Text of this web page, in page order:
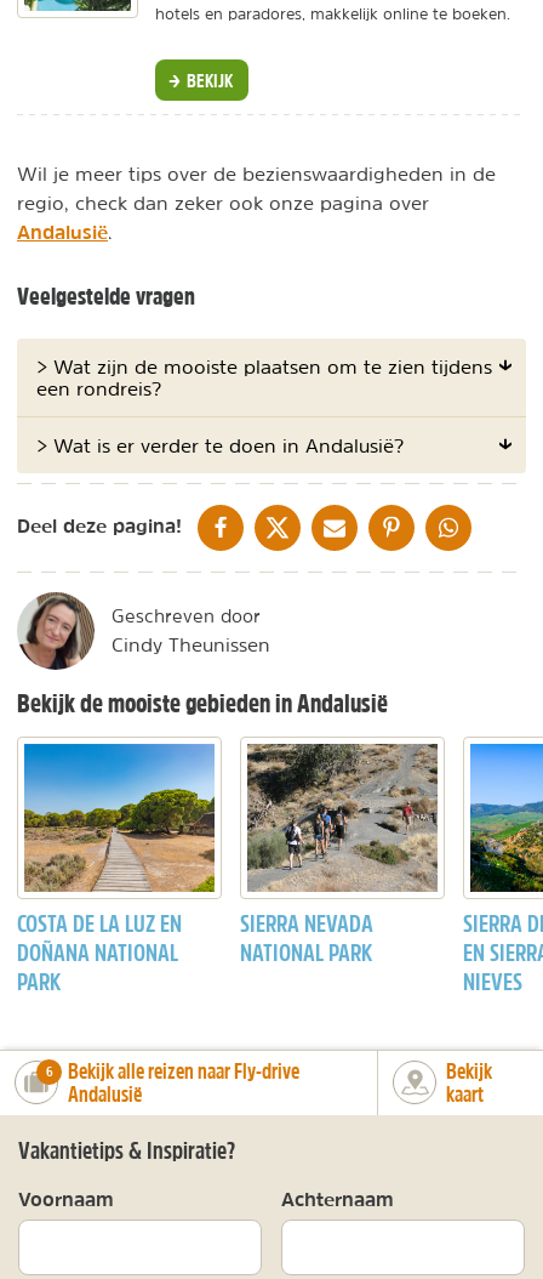
hotels en paradores, makkelijk online te boeken.
BEKIJK
Wil je meer tips over de bezienswaardigheden in de
regio, check dan zeker ook onze pagina over
Andalusië
Veelgestelde vragen
> Wat zijn de mooiste plaatsen om te zien tijdens
een rondreis?
> Wat is er verder te doen in Andalusië?
Deel deze pagina! DELEN OP FACEBOOK
DELEN OP XDELEN VIA DE MAIL
DELEN OP PINTEREST
DELEN OP
Geschreven door
Cindy Theunissen
Bekijk de mooiste gebieden in Andalusië
COSTA DE LA LUZ EN
DOÑANA NATIONAL
PARK
SIERRA NEVADA
NATIONAL PARK
SIERRA
EN
NIEVES
number_of_trips:
6
Bekijk alle reizen naar Fly-drive
Andalusië
Bekijk
kaart
Vakantietips & Inspiratie?
Voornaam Achternaam